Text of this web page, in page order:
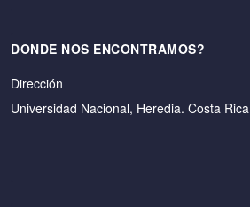
DONDE NOS ENCONTRAMOS?
Dirección
Universidad Nacional, Heredia. Costa Rica